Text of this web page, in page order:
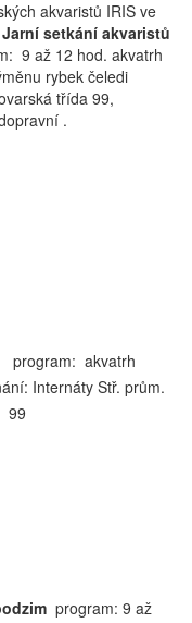
akvaristů IRIS ve
Jarní setkání akvaristů
9 až 12 hod. akvatrh
rybek čeledi
třída 99,
.
program: akvatrh
Internáty Stř. prům.
99
program: 9 až